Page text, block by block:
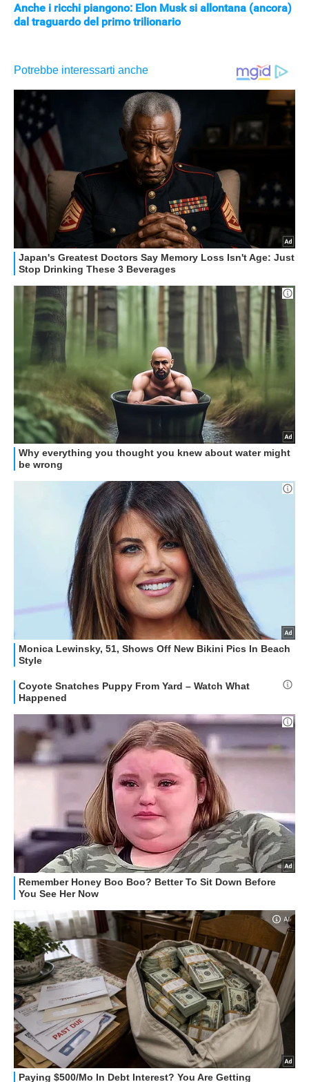
Anche i ricchi piangono: Elon Musk si allontana (ancora)
dal traguardo del primo trilionario